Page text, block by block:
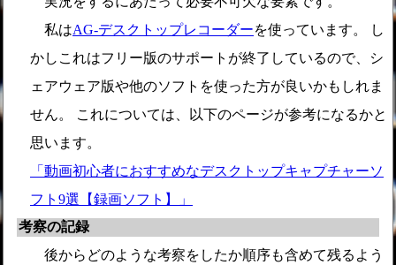
私はAG-デスクトップレコーダーを使っています。 し
かしこれはフリー版のサポートが終了しているので、シ
ェアウェア版や他のソフトを使った方が良いかもしれま
せん。 これについては、以下のページが参考になるかと
思います。
「動画初心者におすすめなデスクトップキャプチャーソ
フト9選【録画ソフト】」
考察の記録
後からどのような考察をしたか順序も含めて残るよう